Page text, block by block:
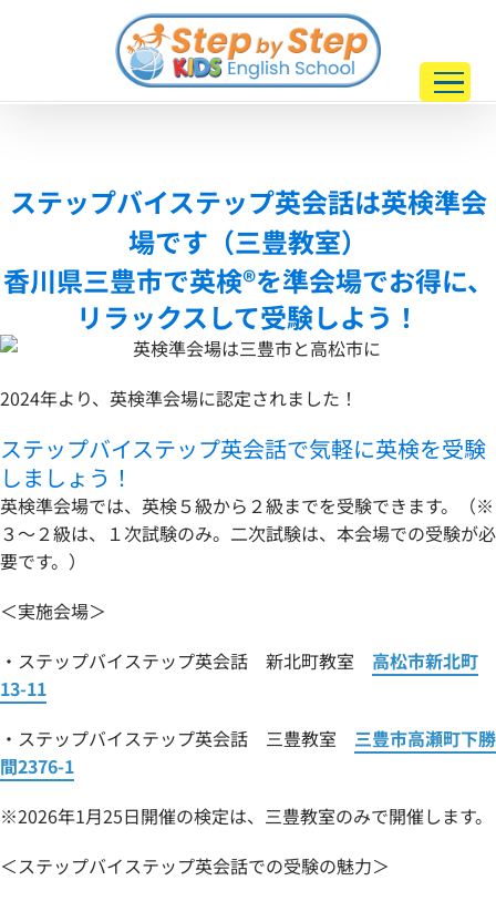
ステップバイステップ英会話は英検準会
場です（三豊教室）
香川県三豊市で英検®を準会場でお得に、
リラックスして受験しよう！
2024年より、英検準会場に認定されました！
ステップバイステップ英会話で気軽に英検を受験
しましょう！
英検準会場では、英検５級から２級までを受験できます。（※
３～２級は、１次試験のみ。二次試験は、本会場での受験が必
要です。）
＜実施会場＞
・ステップバイステップ英会話 新北町教室 高松市新北町
13-11
・ステップバイステップ英会話 三豊教室 三豊市高瀬町下勝
間2376-1
※2026年1月25日開催の検定は、三豊教室のみで開催します。
＜ステップバイステップ英会話での受験の魅力＞